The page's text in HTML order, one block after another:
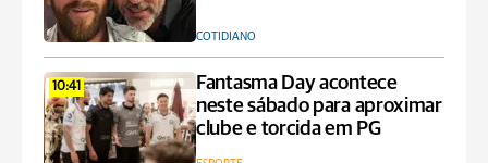
COTIDIANO
10:41
Fantasma Day acontece
neste sábado para aproximar
clube e torcida em PG